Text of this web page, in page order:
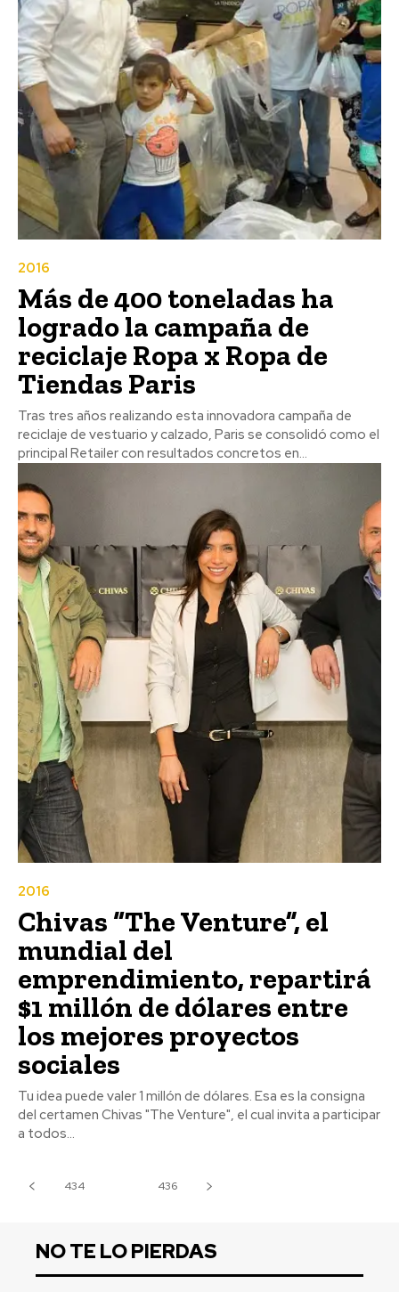
2016
Más de 400 toneladas ha
logrado la campaña de
reciclaje Ropa x Ropa de
Tiendas Paris
Tras tres años realizando esta innovadora campaña de
reciclaje de vestuario y calzado, Paris se consolidó como el
principal Retailer con resultados concretos en...
2016
Chivas “The Venture”, el
mundial del
emprendimiento, repartirá
$1 millón de dólares entre
los mejores proyectos
sociales
Tu idea puede valer 1 millón de dólares. Esa es la consigna
del certamen Chivas "The Venture", el cual invita a participar
a todos...
434 436
NO TE LO PIERDAS